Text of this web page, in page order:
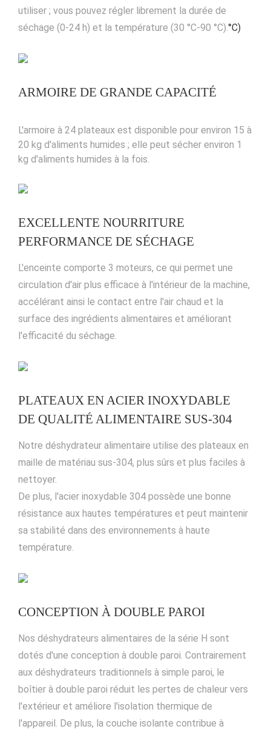
utiliser ; vous pouvez régler librement la durée de
séchage (0-24 h) et la température (30 °C-90 °C).°C)
ARMOIRE DE GRANDE CAPACITÉ
L'armoire à 24 plateaux est disponible pour environ 15 à
20 kg d'aliments humides ; elle peut sécher environ 1
kg d'aliments humides à la fois.
EXCELLENTE NOURRITURE
PERFORMANCE DE SÉCHAGE
L'enceinte comporte 3 moteurs, ce qui permet une
circulation d'air plus efficace à l'intérieur de la machine,
accélérant ainsi le contact entre l'air chaud et la
surface des ingrédients alimentaires et améliorant
l'efficacité du séchage.
PLATEAUX EN ACIER INOXYDABLE
DE QUALITÉ ALIMENTAIRE SUS-304
Notre déshydrateur alimentaire utilise des plateaux en
maille de matériau sus-304, plus sûrs et plus faciles à
nettoyer.
De plus, l'acier inoxydable 304 possède une bonne
résistance aux hautes températures et peut maintenir
sa stabilité dans des environnements à haute
température.
CONCEPTION À DOUBLE PAROI
Nos déshydrateurs alimentaires de la série H sont
dotés d'une conception à double paroi. Contrairement
aux déshydrateurs traditionnels à simple paroi, le
boîtier à double paroi réduit les pertes de chaleur vers
l'extérieur et améliore l'isolation thermique de
l'appareil. De plus, la couche isolante contribue à